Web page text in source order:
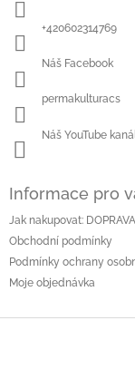
+420602314769
Náš Facebook
permakulturacs
Náš YouTube kanál
Informace pro
Jak nakupovat:
Obchodní podmínky
Podmínky ochrany
Moje objednávka